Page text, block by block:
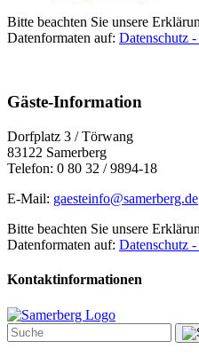
Bitte beachten Sie unsere
Datenformaten auf: Datenschutz
Gäste-Information
Dorfplatz 3 / Törwang
83122 Samerberg
Telefon: 0 80 32 / 9894-18
E-Mail: gaesteinfo@samerberg.de
Bitte beachten Sie unsere
Datenformaten auf: Datenschutz
Kontaktinformationen